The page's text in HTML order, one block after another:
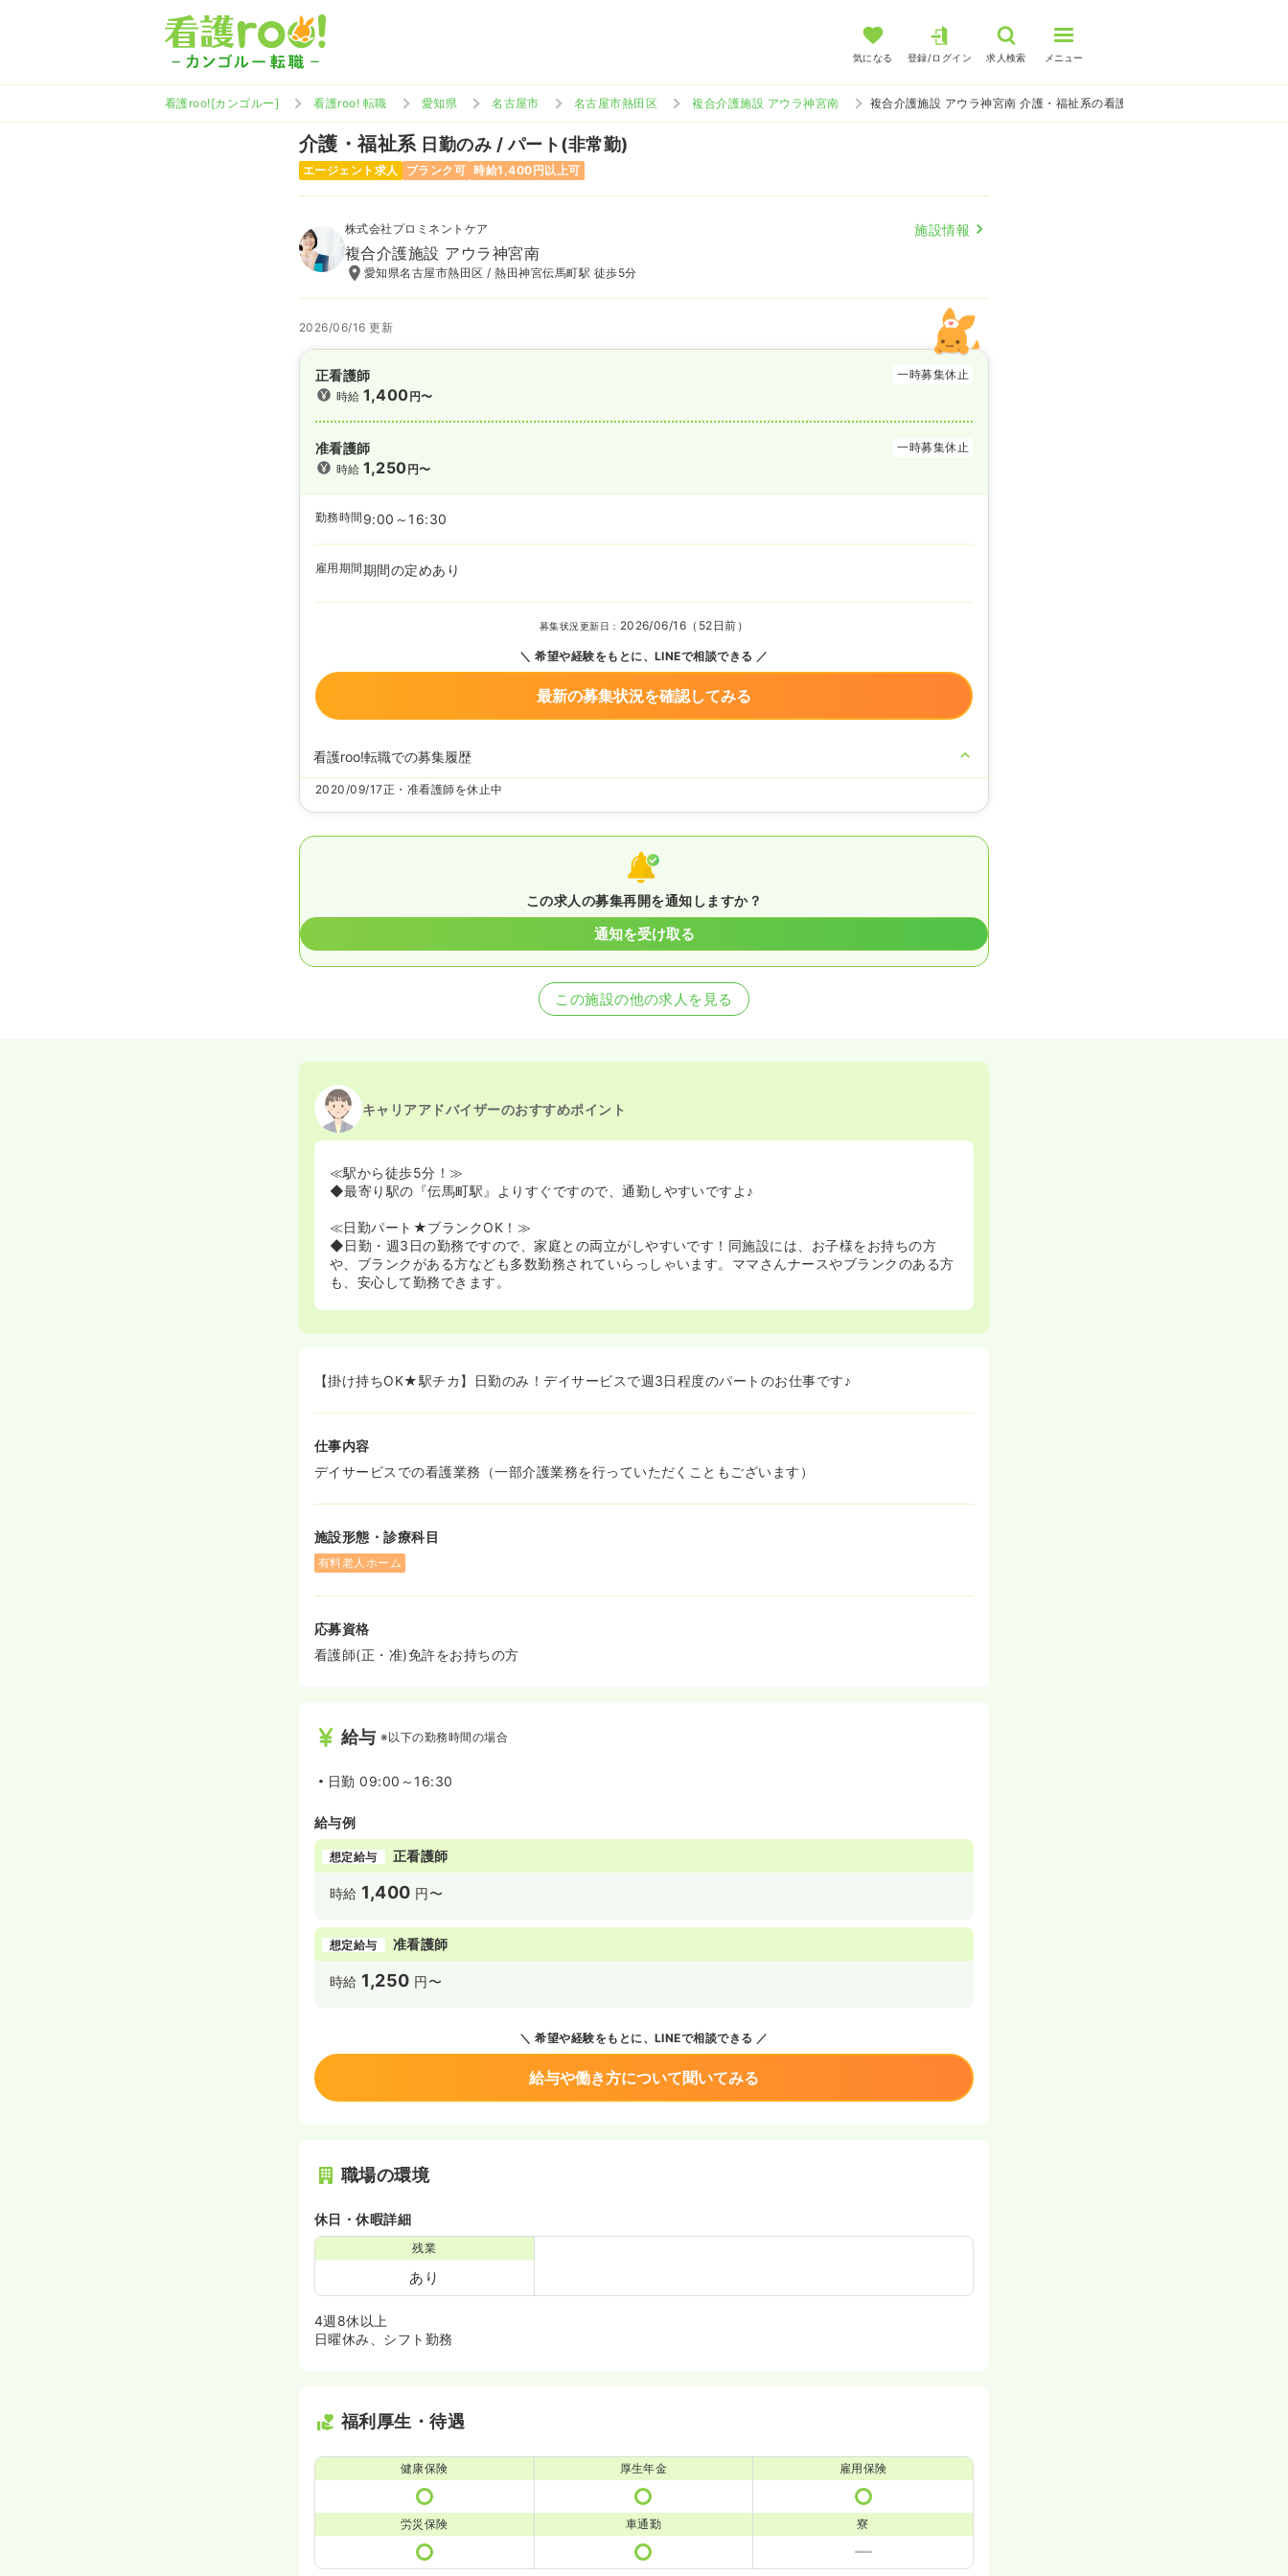
気になる 登録/ログイン 求人検索 メニュー
看護roo![カンゴルー] 看護roo! 転職 愛知県 名古屋市 名古屋市熱田区 複合介護施設 アウラ神宮南 複合介護施設 アウラ神宮南 介護・福祉系の看護師求人
介護・福祉系 日勤のみ / パート(非常勤)
エージェント求人 ブランク可 時給1,400円以上可
株式会社プロミネントケア 施設情報
複合介護施設 アウラ神宮南
愛知県名古屋市熱田区 / 熱田神宮伝馬町駅 徒歩5分
2026/06/16 更新
正看護師
一時募集休止
時給1,400円〜
准看護師
一時募集休止
時給1,250円〜
勤務時間 9:00～16:30
雇用期間期間の定めあり
募集状況更新日： 2026/06/16（52日前）
希望や経験をもとに、LINEで相談できる
最新の募集状況を確認してみる
看護roo!転職での募集履歴
2020/09/17正・准看護師を休止中
この求人の募集再開を通知しますか？
通知を受け取る
この施設の他の求人を見る
キャリアアドバイザーのおすすめポイント
≪駅から徒歩5分！≫
◆最寄り駅の『伝馬町駅』よりすぐですので、通勤しやすいですよ♪
≪日勤パート★ブランクOK！≫
◆日勤・週3日の勤務ですので、家庭との両立がしやすいです！同施設には、お子様をお持ちの方
や、ブランクがある方なども多数勤務されていらっしゃいます。ママさんナースやブランクのある方
も、安心して勤務できます。
【掛け持ちOK★駅チカ】日勤のみ！デイサービスで週3日程度のパートのお仕事です♪
仕事内容
デイサービスでの看護業務（一部介護業務を行っていただくこともございます）
施設形態・診療科目
有料老人ホーム
応募資格
看護師(正・准)免許をお持ちの方
給与 ※以下の勤務時間の場合
日勤 09:00～16:30
給与例
想定給与 正看護師
時給 1,400 円〜
想定給与 准看護師
時給 1,250 円〜
希望や経験をもとに、LINEで相談できる
給与や働き方について聞いてみる
職場の環境
休日・休暇詳細
残業
あり
4週8休以上
日曜休み、シフト勤務
福利厚生・待遇
健康保険 厚生年金 雇用保険
労災保険 車通勤 寮